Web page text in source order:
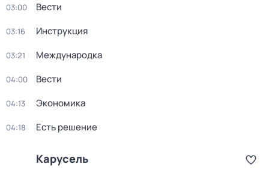
03:00 Вести
03:16 Инструкция
03:21 Международка
04:00 Вести
04:13 Экономика
04:18 Есть решение
Карусель